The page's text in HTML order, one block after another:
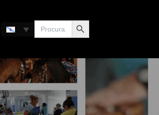
Search
for:
Search Button